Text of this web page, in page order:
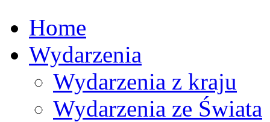
Home
Wydarzenia
Wydarzenia z kraju
Wydarzenia ze Świata